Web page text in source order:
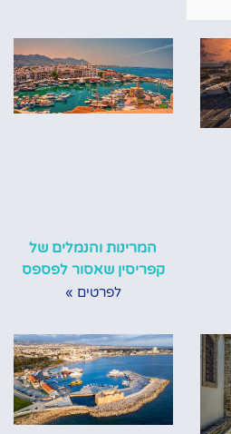
המרינות והנמלים של
קפריסין שאסור לפספס
לפרטים »